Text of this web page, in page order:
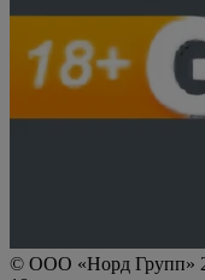
© ООО «Норд Групп»